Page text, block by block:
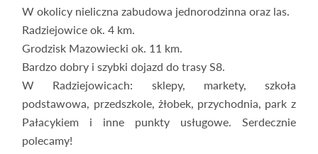
W okolicy nieliczna zabudowa jednorodzinna oraz las.
Radziejowice ok. 4 km.
Grodzisk Mazowiecki ok. 11 km.
Bardzo dobry i szybki dojazd do trasy S8.
W Radziejowicach: sklepy, markety, szkoła
podstawowa, przedszkole, żłobek, przychodnia, park z
Pałacykiem i inne punkty usługowe. Serdecznie
polecamy!